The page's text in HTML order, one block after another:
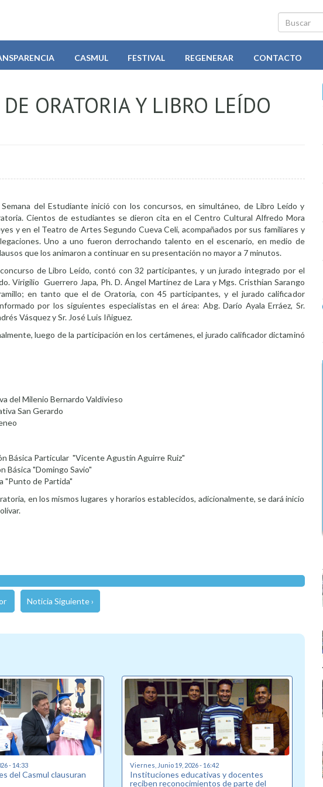
Buscar
CASMUL FESTIVAL REGENERAR CONTACTO
ORATORIA Y LIBRO LEÍDO
Semana del Estudiante inició con los concursos, en simultáneo, de Libro Leído y
Cientos de estudiantes se dieron cita en el Centro Cultural Alfredo Mora
y en el Teatro de Artes Segundo Cueva Celi, acompañados por sus familiares y
Uno a uno fueron derrochando talento en el escenario, en medio de
que los animaron a continuar en su presentación no mayor a 7 minutos.
de Libro Leído, contó con 32 participantes, y un jurado integrado por el
Virigilio Guerrero Japa, Ph. D. Ángel Martínez de Lara y Mgs. Cristhian Sarango
en tanto que el de Oratoria, con 45 participantes, y el jurado calificador
por los siguientes especialistas en el área: Abg. Darío Ayala Erráez, Sr.
Vásquez y Sr. José Luis Iñiguez.
luego de la participación en los certámenes, el jurado calificador dictaminó
del Milenio Bernardo Valdivieso
San Gerardo
Básica Particular "Vicente Agustín Aguirre Ruiz"
Básica "Domingo Savio"
"Punto de Partida"
en los mismos lugares y horarios establecidos, adicionalmente, se dará inicio
Noticia Siguiente ›
- 14:33
del Casmul clausuran
Viernes, Junio 19, 2026 - 16:42
Instituciones educativas y docentes
reciben reconocimientos de parte del